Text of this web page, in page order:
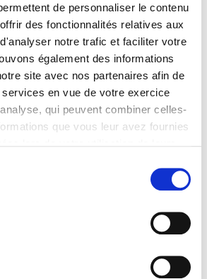
de personnaliser le contenu
des fonctionnalités relatives aux
notre trafic et faciliter votre
également des informations
site avec nos partenaires afin de
en vue de votre exercice
qui peuvent combiner celles-
que vous leur avez fournies
site Web.
sur notre politique de traitement,
contemporaines en France
actuelles qui pèsent sur les
et les institutions,
de l’érosion silencieuse des
de la
de la justice, des défis
les technologies de
journée visera à identifier
de replacer le citoyen au